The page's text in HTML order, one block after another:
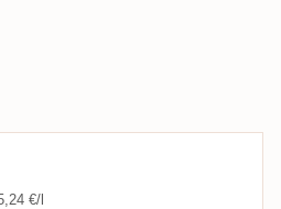
finale est un peu courte et
de "monodimensionnelle" –
€/l